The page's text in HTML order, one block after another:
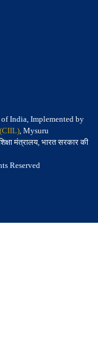
India, Implemented by
, Mysuru
मंत्रालय, भारत सरकार की
Reserved